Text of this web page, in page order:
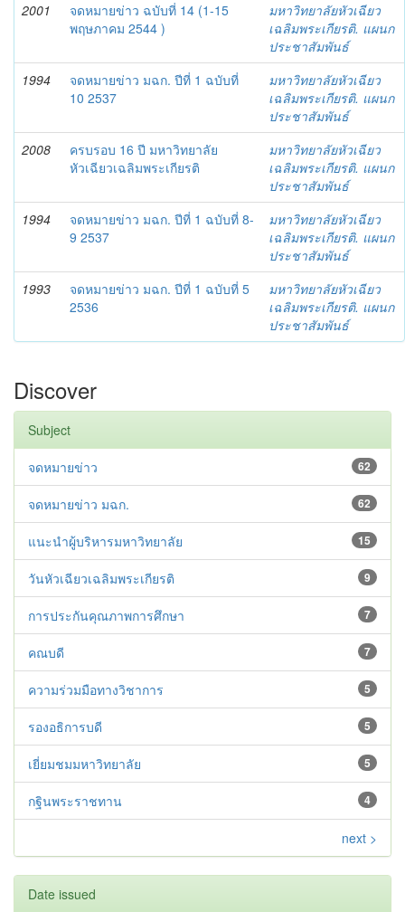
2001
จดหมายข่าว ฉบับที่ 14 (1-15
พฤษภาคม 2544 )
มหาวิทยาลัยหัวเฉียว
เฉลิมพระเกียรติ. แผนก
ประชาสัมพันธ์
1994
จดหมายข่าว มฉก. ปีที่ 1 ฉบับที่
10 2537
มหาวิทยาลัยหัวเฉียว
เฉลิมพระเกียรติ. แผนก
ประชาสัมพันธ์
2008
ครบรอบ 16 ปี มหาวิทยาลัย
หัวเฉียวเฉลิมพระเกียรติ
มหาวิทยาลัยหัวเฉียว
เฉลิมพระเกียรติ. แผนก
ประชาสัมพันธ์
1994
จดหมายข่าว มฉก. ปีที่ 1 ฉบับที่ 8-
9 2537
มหาวิทยาลัยหัวเฉียว
เฉลิมพระเกียรติ. แผนก
ประชาสัมพันธ์
1993
จดหมายข่าว มฉก. ปีที่ 1 ฉบับที่ 5
2536
มหาวิทยาลัยหัวเฉียว
เฉลิมพระเกียรติ. แผนก
ประชาสัมพันธ์
Discover
Subject
62
จดหมายข่าว
62
จดหมายข่าว มฉก.
15
แนะนำผู้บริหารมหาวิทยาลัย
9
วันหัวเฉียวเฉลิมพระเกียรติ
7
การประกันคุณภาพการศึกษา
7
คณบดี
5
ความร่วมมือทางวิชาการ
5
รองอธิการบดี
5
เยี่ยมชมมหาวิทยาลัย
4
กฐินพระราชทาน
next >
Date issued